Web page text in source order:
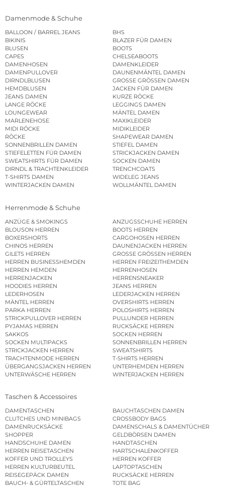
Damenmode & Schuhe
BALLOON / BARREL JEANS
BHS
BIKINIS
BLAZER FÜR DAMEN
BLUSEN
BOOTS
CAPES
CHELSEABOOTS
DAMENHOSEN
DAMENKLEIDER
DAMENPULLOVER
DAUNENMÄNTEL DAMEN
DIRNDLBLUSEN
GROSSE GRÖSSEN DAMEN
HEMDBLUSEN
JACKEN FÜR DAMEN
JEANS DAMEN
KURZE RÖCKE
LANGE RÖCKE
LEGGINGS DAMEN
LOUNGEWEAR
MÄNTEL DAMEN
MARLENEHOSE
MAXIKLEIDER
MIDI RÖCKE
MIDIKLEIDER
RÖCKE
SHAPEWEAR DAMEN
SONNENBRILLEN DAMEN
STIEFEL DAMEN
STIEFELETTEN FÜR DAMEN
STRICKJACKEN DAMEN
SWEATSHIRTS FÜR DAMEN
SOCKEN DAMEN
DIRNDL & TRACHTENKLEIDER
TRENCHCOATS
T-SHIRTS DAMEN
WIDELEG JEANS
WINTERJACKEN DAMEN
WOLLMÄNTEL DAMEN
Herrenmode & Schuhe
ANZÜGE & SMOKINGS
ANZUGSSCHUHE HERREN
BLOUSON HERREN
BOOTS HERREN
BOXERSHORTS
CARGOHOSEN HERREN
CHINOS HERREN
DAUNENJACKEN HERREN
GILETS HERREN
GROSSE GRÖSSEN HERREN
HERREN BUSINESSHEMDEN
HERREN FREIZEITHEMDEN
HERREN HEMDEN
HERRENHOSEN
HERRENJACKEN
HERRENSNEAKER
HOODIES HERREN
JEANS HERREN
LEDERHOSEN
LEDERJACKEN HERREN
MÄNTEL HERREN
OVERSHIRTS HERREN
PARKA HERREN
POLOSHIRTS HERREN
STRICKPULLOVER HERREN
PULLUNDER HERREN
PYJAMAS HERREN
RUCKSÄCKE HERREN
SAKKOS
SOCKEN HERREN
SOCKEN MULTIPACKS
SONNENBRILLEN HERREN
STRICKJACKEN HERREN
SWEATSHIRTS
TRACHTENMODE HERREN
T-SHIRTS HERREN
ÜBERGANGSJACKEN HERREN
UNTERHEMDEN HERREN
UNTERWÄSCHE HERREN
WINTERJACKEN HERREN
Taschen & Accessoires
DAMENTASCHEN
BAUCHTASCHEN DAMEN
CLUTCHES UND MINIBAGS
CROSSBODY BAGS
DAMENRUCKSÄCKE
DAMENSCHALS & DAMENTÜCHER
SHOPPER
GELDBÖRSEN DAMEN
HANDSCHUHE DAMEN
HANDTASCHEN
HERREN REISETASCHEN
HARTSCHALENKOFFER
KOFFER UND TROLLEYS
HERREN KOFFER
HERREN KULTURBEUTEL
LAPTOPTASCHEN
REISEGEPÄCK DAMEN
RUCKSÄCKE HERREN
BAUCH- & GÜRTELTASCHEN
TOTE BAG